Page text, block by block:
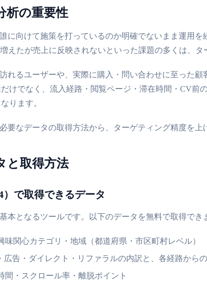
析の重要性
に向けて施策を打っているのか明確でないまま運用
えたが売上に反映されないといった課題の多くは、
れるユーザーや、実際に購入・問い合わせに至った
けでなく、流入経路・閲覧ページ・滞在時間・CV
ります。
要なデータの取得方法から、ターゲティング精度を上
と取得方法
で取得できるデータ
本となるツールです。以下のデータを無料で取得でき
味関心カテゴリ・地域（都道府県・市区町村レベル）
広告・ダイレクト・リファラルの内訳と、各経路から
間・スクロール率・離脱ポイント